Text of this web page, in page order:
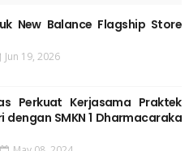
New Balance Flagship Store
Jun 19, 2026
Perkuat Kerjasama Praktek
dengan SMKN 1 Dharmacaraka